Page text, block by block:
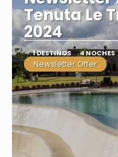
Tenuta Le
2024
1 DESTINOS 4 NOCHES
Newsletter Offer